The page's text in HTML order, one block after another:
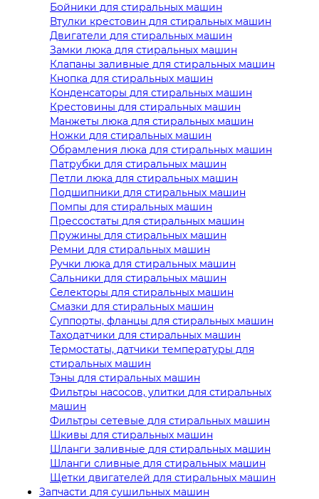
Бойники для стиральных машин
Втулки крестовин для стиральных машин
Двигатели для стиральных машин
Замки люка для стиральных машин
Клапаны заливные для стиральных машин
Кнопка для стиральных машин
Конденсаторы для стиральных машин
Крестовины для стиральных машин
Манжеты люка для стиральных машин
Ножки для стиральных машин
Обрамления люка для стиральных машин
Патрубки для стиральных машин
Петли люка для стиральных машин
Подшипники для стиральных машин
Помпы для стиральных машин
Прессостаты для стиральных машин
Пружины для стиральных машин
Ремни для стиральных машин
Ручки люка для стиральных машин
Сальники для стиральных машин
Селекторы для стиральных машин
Смазки для стиральных машин
Суппорты, фланцы для стиральных машин
Таходатчики для стиральных машин
Термостаты, датчики температуры для
стиральных машин
Тэны для стиральных машин
Фильтры насосов, улитки для стиральных
машин
Фильтры сетевые для стиральных машин
Шкивы для стиральных машин
Шланги заливные для стиральных машин
Шланги сливные для стиральных машин
Щетки двигателей для стиральных машин
Запчасти для сушильных машин